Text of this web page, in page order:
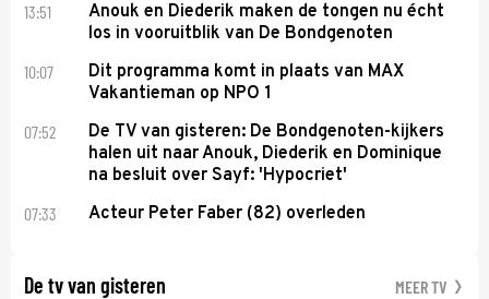
13:51
Anouk en Diederik maken de tongen nu écht
los in vooruitblik van De Bondgenoten
10:07
Dit programma komt in plaats van MAX
Vakantieman op NPO 1
07:52
De TV van gisteren: De Bondgenoten-kijkers
halen uit naar Anouk, Diederik en Dominique
na besluit over Sayf: 'Hypocriet'
07:33 Acteur Peter Faber (82) overleden
De tv van gisteren MEER TV